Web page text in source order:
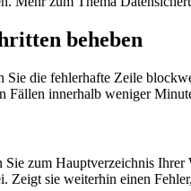
beheben
Sie die fehlerhafte Zeile
Fällen innerhalb weniger
zum Hauptverzeichnis Ihrer
sie weiterhin einen